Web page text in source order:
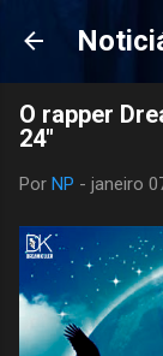
O rapper
24"
Por NP - janeiro